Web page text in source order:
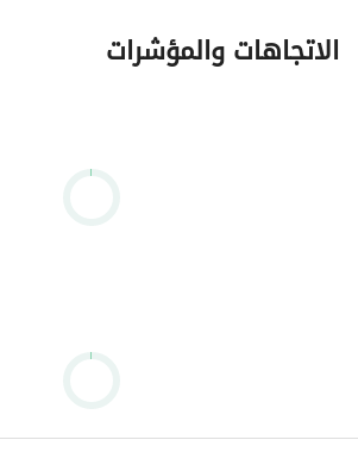
الاتجاهات والمؤشرات